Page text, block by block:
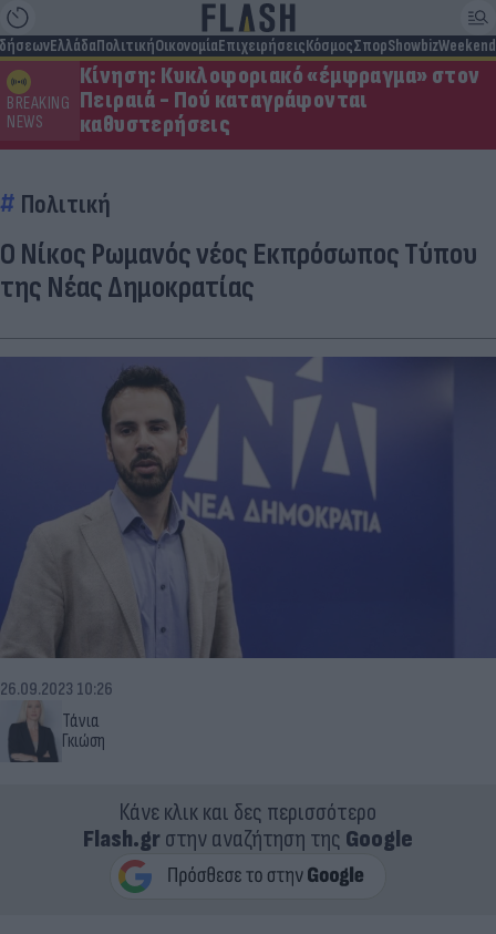
ΕλλάδαΠολιτικήΟικονομίαΕπιχειρήσειςΚόσμοςΣπορShowbizWeekend
BREAKING
NEWS
Κίνηση: Κυκλοφοριακό «έμφραγμα» στον
Πειραιά - Πού καταγράφονται
καθυστερήσεις
Πολιτική
Ο Νίκος Ρωμανός νέος Εκπρόσωπος Τύπου
της Νέας Δημοκρατίας
Τάνια
Γκιώση
26.09.2023 10:26
Κάνε κλικ και δες περισσότερο
Flash.grστην αναζήτηση της Google